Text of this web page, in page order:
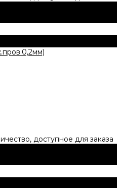
доступное для заказа